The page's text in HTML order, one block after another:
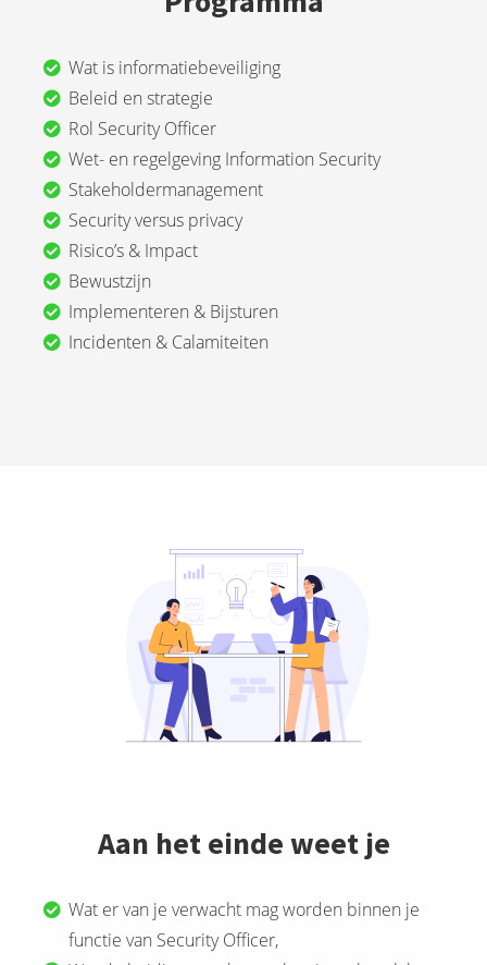
Wat is informatiebeveiliging
Beleid en strategie
Rol Security Officer
Wet- en regelgeving Information Security
Stakeholdermanagement
Security versus privacy
Risico’s & Impact
Bewustzijn
Implementeren & Bijsturen
Incidenten & Calamiteiten
Aan het einde weet je
Wat er van je verwacht mag worden binnen je
functie van Security Officer,